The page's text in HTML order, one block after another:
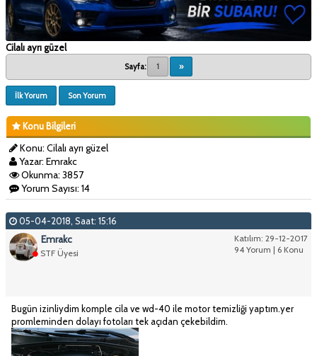
Cilalı ayrı güzel
Sayfa: 1 »
İlk Yorum Son Yorum
Konu Bilgileri
Konu: Cilalı ayrı güzel
Yazar: Emrakc
Okunma: 3857
Yorum Sayısı: 14
05-04-2018, Saat: 15:16
Katılım: 29-12-2017
94 Yorum | 6 Konu
Emrakc
STF Üyesi
Bugün izinliydim komple cila ve wd-40 ile motor temizliği yaptım.yer
promleminden dolayı fotoları tek açıdan çekebildim.